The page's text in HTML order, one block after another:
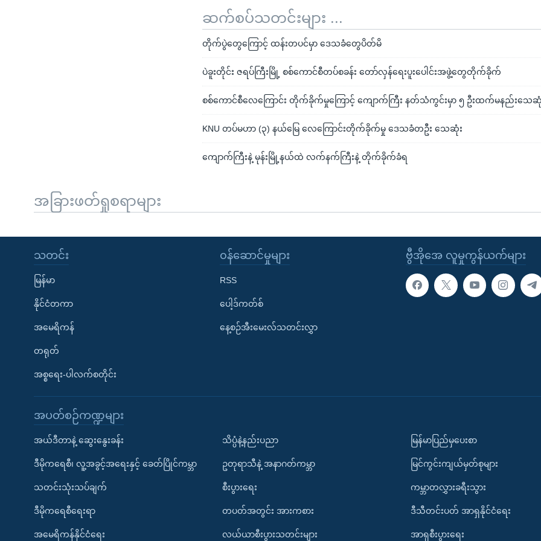
ဆက်စပ်သတင်းများ ...
တိုက်ပွဲတွေကြောင့် ထန်းတပင်မှာ ဒေသခံတွေပိတ်မိ
ပဲခူးတိုင်း ဇရပ်ကြီးမြို့ စစ်ကောင်စီတပ်စခန်း တော်လှန်ရေးပူးပေါင်းအဖွဲ့တွေတိုက်ခိုက်
စစ်ကောင်စီလေကြောင်း တိုက်ခိုက်မှုကြောင့် ကျောက်ကြီး နတ်သံကွင်းမှာ ၅ ဦးထက်မနည်းသေဆုံ
KNU တပ်မဟာ (၃) နယ်မြေ လေကြောင်းတိုက်ခိုက်မှု ဒေသခံတဦး သေဆုံး
ကျောက်ကြီးနဲ့ မုန်းမြို့နယ်ထဲ လက်နက်ကြီးနဲ့ တိုက်ခိုက်ခံရ
အခြားဖတ်ရှုစရာများ
ဗွီအိုအေ လူမှုကွန်ယက်များ
သတင်း
မြန်မာ
နိုင်ငံတကာ
အမေရိကန်
တရုတ်
အစ္စရေး-ပါလက်စတိုင်း
၀န်ဆောင်မှုများ
RSS
ပေါ့ဒ်ကတ်စ်
နေ့စဉ်အီးမေးလ်သတင်းလွှာ
အပတ်စဉ်ကဏ္ဍများ
အယ်ဒီတာနဲ့ ဆွေးနွေးခန်း
ဒီမိုကရေစီ၊ လူ့အခွင့်အရေးနှင့် ခေတ်ပြိုင်ကမ္ဘာ
သတင်းသုံးသပ်ချက်
ဒီမိုကရေစီရေးရာ
အမေရိကန်နိုင်ငံရေး
သိပ္ပံနဲ့နည်းပညာ
ဥတုရာသီနဲ့ အနာဂတ်ကမ္ဘာ
စီးပွားရေး
တပတ်အတွင်း အားကစား
လယ်ယာစီးပွားသတင်းများ
မြန်မာပြည်မှပေးစာ
မြင်ကွင်းကျယ်မှတ်စုများ
ကမ္ဘာတလွှားခရီးသွား
ဒီသီတင်းပတ် အာရှနိုင်ငံရေး
အာရှစီးပွားရေး